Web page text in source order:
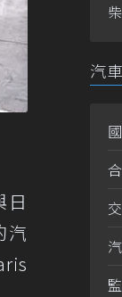
日
汽
汽